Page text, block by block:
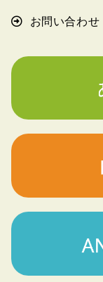
お問い合わせ